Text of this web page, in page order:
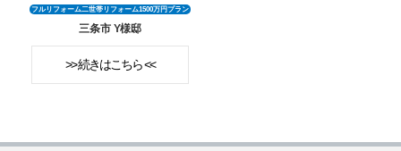
フルリフォーム二世帯リフォーム1500万円プラン
三条市 Y様邸
>> 続きはこちら <<